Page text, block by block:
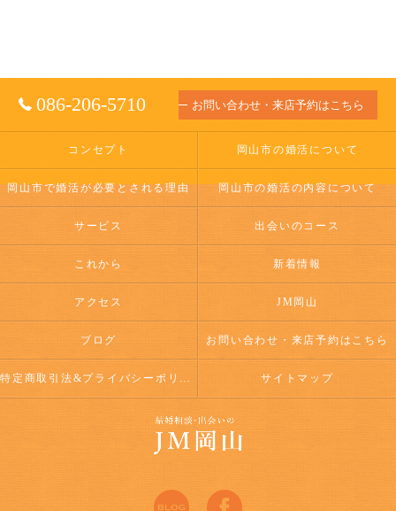
086-206-5710 お問い合わせ・来店予約はこちら
コンセプト 岡山市の婚活について
岡山市で婚活が必要とされる理由 岡山市の婚活の内容について
サービス 出会いのコース
これから 新着情報
アクセス JM岡山
ブログ お問い合わせ・来店予約はこちら
特定商取引法&プライバシーポリシー サイトマップ